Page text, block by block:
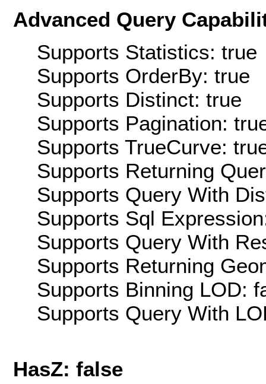
Advanced Query
Supports Statistics: true
Supports OrderBy: true
Supports Distinct: true
Supports Pagination:
Supports TrueCurve:
Supports Returning
Supports Query With
Supports Sql
Supports Query With
Supports Returning
Supports Binning LOD:
Supports Query With
HasZ: false